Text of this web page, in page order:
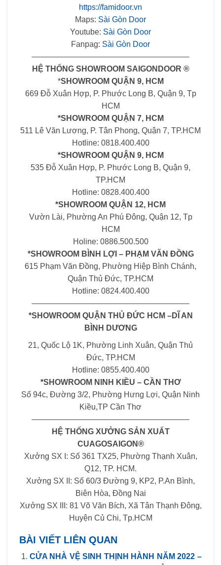
https://famidoor.vn
Maps: Sài Gòn Door
Youtube: Sài Gòn Door
Fanpag: Sài Gòn Door
————————————————————
HỆ THỐNG SHOWROOM SAIGONDOOR ®
*SHOWROOM QUẬN 9, HCM
669 Đỗ Xuân Hợp, P. Phước Long B, Quận 9, Tp
HCM
*SHOWROOM QUẬN 7, HCM
511 Lê Văn Lương, P. Tân Phong, Quận 7, TP.HCM
Hotline: 0818.400.400
*SHOWROOM QUẬN 9, HCM
535 Đỗ Xuân Hợp, P. Phước Long B, Quận 9,
TP.HCM
Hotline: 0828.400.400
*SHOWROOM QUẬN 12, HCM
Vườn Lài, Phường An Phú Đông, Quận 12, Tp
HCM
Holine: 0886.500.500
*SHOWROOM BÌNH LỢI – PHẠM VĂN ĐỒNG
615 Phạm Văn Đồng, Phường Hiệp Bình Chánh,
Quận Thủ Đức, TP.HCM
Hotline: 0824.400.400
————————————————————
*SHOWROOM QUẬN THỦ ĐỨC HCM –DĨ AN
BÌNH DƯƠNG
21, Quốc Lộ 1K, Phường Linh Xuân, Quận Thủ
Đức, TP.HCM
Hotline: 0855.400.400
*SHOWROOM NINH KIỀU – CẦN THƠ
Số 94c, Đường 3/2, Phường Hưng Lợi, Quận Ninh
Kiều,TP Cần Thơ
————————————————————
HỆ THỐNG XƯỞNG SẢN XUẤT
CUAGOSAIGON®
Xưởng SX I: Số 361 TX25, Phường Thạnh Xuân,
Q12, TP. HCM.
Xưởng SX II: Số 60/3 Đường 9, KP2, P.An Bình,
Biên Hòa, Đồng Nai
Xưởng SX III: 81 Võ Văn Bích, Xã Tân Thạnh Đông,
Huyện Củ Chi, Tp.HCM
BÀI VIẾT LIÊN QUAN
CỬA NHÀ VỆ SINH THỊNH HÀNH NĂM 2022 –